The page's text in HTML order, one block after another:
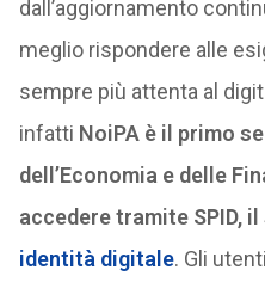
dall’aggiornamento
meglio rispondere alle
sempre più attenta al
infatti NoiPA è il primo
dell’Economia e delle
accedere tramite SPID,
identità digitale. Gli